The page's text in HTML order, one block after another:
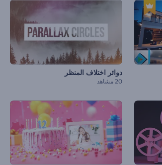
دوائر اختلاف المنظر
20 مشاهد